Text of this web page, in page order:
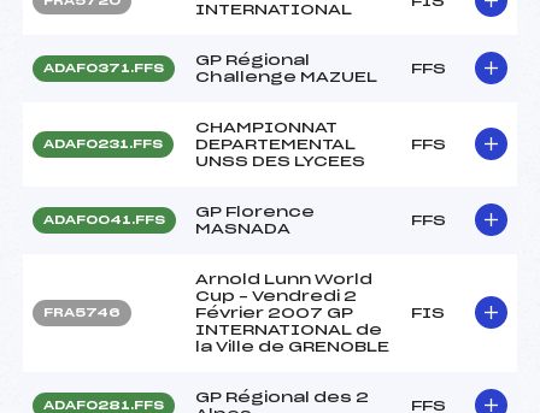
INTERNATIONAL
ADAF0371.FFS
GP Régional
Challenge MAZUEL
FFS
ADAF0231.FFS
CHAMPIONNAT
DEPARTEMENTAL
UNSS DES LYCEES
FFS
ADAF0041.FFS
GP Florence
MASNADA
FFS
FRA5746
Arnold Lunn World
Cup – Vendredi 2
Février 2007 GP
INTERNATIONAL de
la Ville de GRENOBLE
FIS
ADAF0281.FFS
GP Régional des 2
FFS